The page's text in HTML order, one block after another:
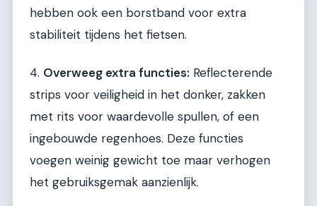
hebben ook een borstband voor extra
stabiliteit tijdens het fietsen.
4. Overweeg extra functies: Reflecterende
strips voor veiligheid in het donker, zakken
met rits voor waardevolle spullen, of een
ingebouwde regenhoes. Deze functies
voegen weinig gewicht toe maar verhogen
het gebruiksgemak aanzienlijk.